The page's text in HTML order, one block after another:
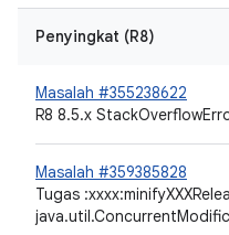
Penyingkat (R8)
Masalah #355238622
R8 8.5.x
Masalah #359385828
Tugas